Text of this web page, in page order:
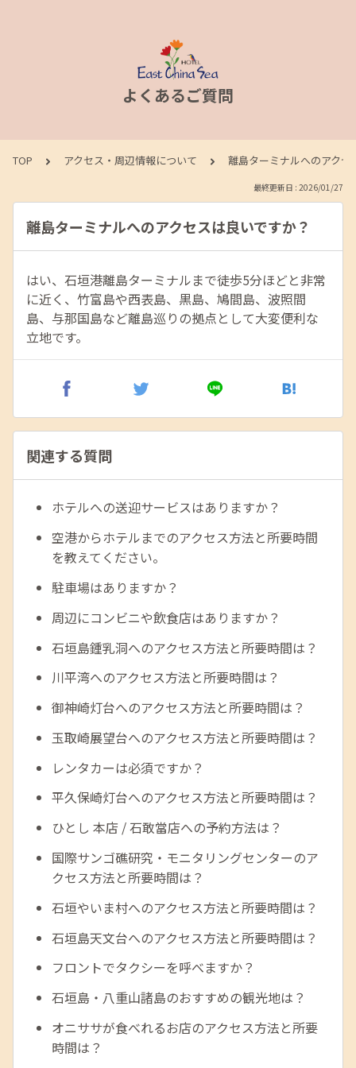
よくあるご質問
TOP アクセス・周辺情報について 離島ターミナルへのアクセ
最終更新日 : 2026/01/27
離島ターミナルへのアクセスは良いですか？
はい、石垣港離島ターミナルまで徒歩5分ほどと非常
に近く、竹富島や西表島、黒島、鳩間島、波照間
島、与那国島など離島巡りの拠点として大変便利な
立地です。
関連する質問
ホテルへの送迎サービスはありますか？
空港からホテルまでのアクセス方法と所要時間
を教えてください。
駐車場はありますか？
周辺にコンビニや飲食店はありますか？
石垣島鍾乳洞へのアクセス方法と所要時間は？
川平湾へのアクセス方法と所要時間は？
御神崎灯台へのアクセス方法と所要時間は？
玉取崎展望台へのアクセス方法と所要時間は？
レンタカーは必須ですか？
平久保崎灯台へのアクセス方法と所要時間は？
ひとし 本店 / 石敢當店への予約方法は？
国際サンゴ礁研究・モニタリングセンターのア
クセス方法と所要時間は？
石垣やいま村へのアクセス方法と所要時間は？
石垣島天文台へのアクセス方法と所要時間は？
フロントでタクシーを呼べますか？
石垣島・八重山諸島のおすすめの観光地は？
オニササが食べれるお店のアクセス方法と所要
時間は？